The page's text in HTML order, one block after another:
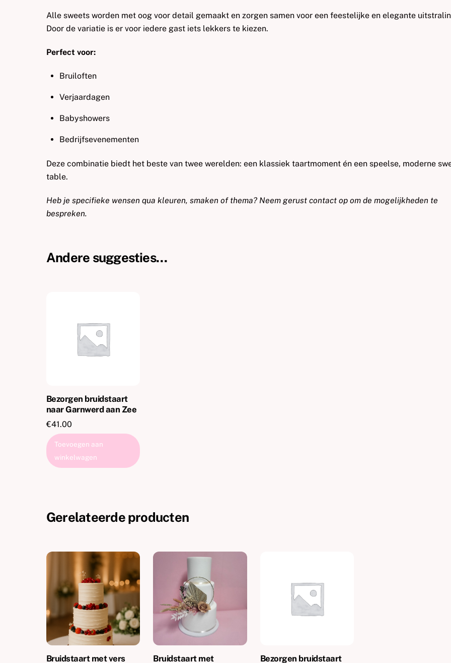
Alle sweets worden met oog voor detail gemaakt en zorgen samen voor een feestelijke en elegante
Door de variatie is er voor iedere gast iets lekkers te kiezen.
Perfect voor:
Bruiloften
Verjaardagen
Babyshowers
Bedrijfsevenementen
Deze combinatie biedt het beste van twee werelden: een klassiek taartmoment én een speelse, moderne
table.
Heb je specifieke wensen qua kleuren, smaken of thema? Neem gerust contact op om de mogelijkheden te
bespreken.
Andere suggesties…
Bezorgen bruidstaart
naar Garnwerd aan Zee
€41.00
Toevoegen aan
winkelwagen
Gerelateerde producten
Bruidstaart met vers Bruidstaart met Bezorgen bruidstaart